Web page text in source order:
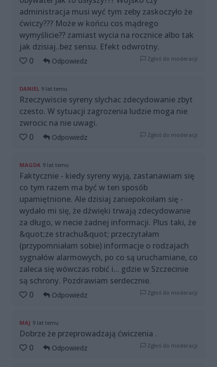
administracja musi wyć tym zeby zaskoczyło że
ćwiczy??? Może w końcu cos mądrego
wymyślicie?? zamiast wycia na rocznice albo tak
jak dzisiaj..bez sensu. Efekt odwrotny.
0
Odpowiedz Zgłoś do moderacji
DANIEL 9 lat temu
Rzeczywiscie syreny slychac zdecydowanie zbyt
czesto. W sytuacji zagrozenia ludzie moga nie
zwrocic na nie uwagi.
0
Odpowiedz Zgłoś do moderacji
MAGDA 9 lat temu
Faktycznie - kiedy syreny wyją, zastanawiam się
co tym razem ma być w ten sposób
upamiętnione. Ale dzisiaj zaniepokoiłam się -
wydało mi się, że dźwięki trwają zdecydowanie
za długo, w necie żadnej informacji. Plus taki, że
&quot;ze strachu&quot; przeczytałam
(przypomniałam sobie) informacje o rodzajach
sygnałów alarmowych, po co są uruchamiane, co
zaleca się wówczas robić i... gdzie w Szczecinie
są schrony. Pozdrawiam serdecznie.
0
Odpowiedz Zgłoś do moderacji
MAJ 9 lat temu
Dobrze że przeprowadzają ćwiczenia .
0
Odpowiedz Zgłoś do moderacji